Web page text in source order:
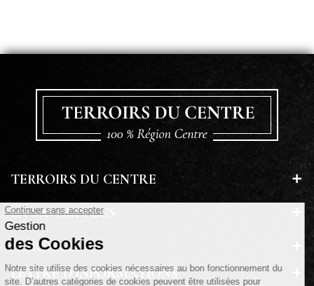
TERROIRS DU CENTRE
EN SAVOIR PLUS
A PROPOS
LETTRE D'INFORMATIONS